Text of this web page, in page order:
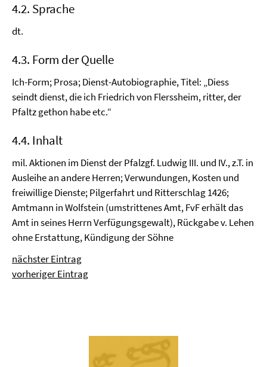
4.2. Sprache
dt.
4.3. Form der Quelle
Ich-Form; Prosa; Dienst-Autobiographie, Titel: „Diess
seindt dienst, die ich Friedrich von Flerssheim, ritter, der
Pfaltz gethon habe etc.“
4.4. Inhalt
mil. Aktionen im Dienst der Pfalzgf. Ludwig III. und IV., z.T. in
Ausleihe an andere Herren; Verwundungen, Kosten und
freiwillige Dienste; Pilgerfahrt und Ritterschlag 1426;
Amtmann in Wolfstein (umstrittenes Amt, FvF erhält das
Amt in seines Herrn Verfügungsgewalt), Rückgabe v. Lehen
ohne Erstattung, Kündigung der Söhne
nächster Eintrag
vorheriger Eintrag